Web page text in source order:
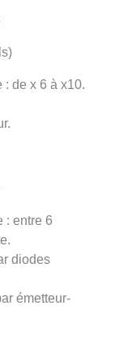
: de x 6 à x10.
: entre 6
diodes
émetteur-